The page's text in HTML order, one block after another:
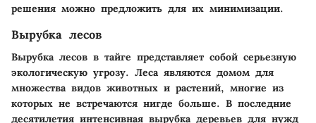
решения можно предложить для их минимизации.
Вырубка лесов
Вырубка лесов в тайге представляет собой серьезную
экологическую угрозу. Леса являются домом для
множества видов животных и растений, многие из
которых не встречаются нигде больше. В последние
десятилетия интенсивная вырубка деревьев для нужд